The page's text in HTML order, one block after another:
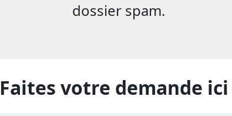
dossier spam.
Faites votre demande ici